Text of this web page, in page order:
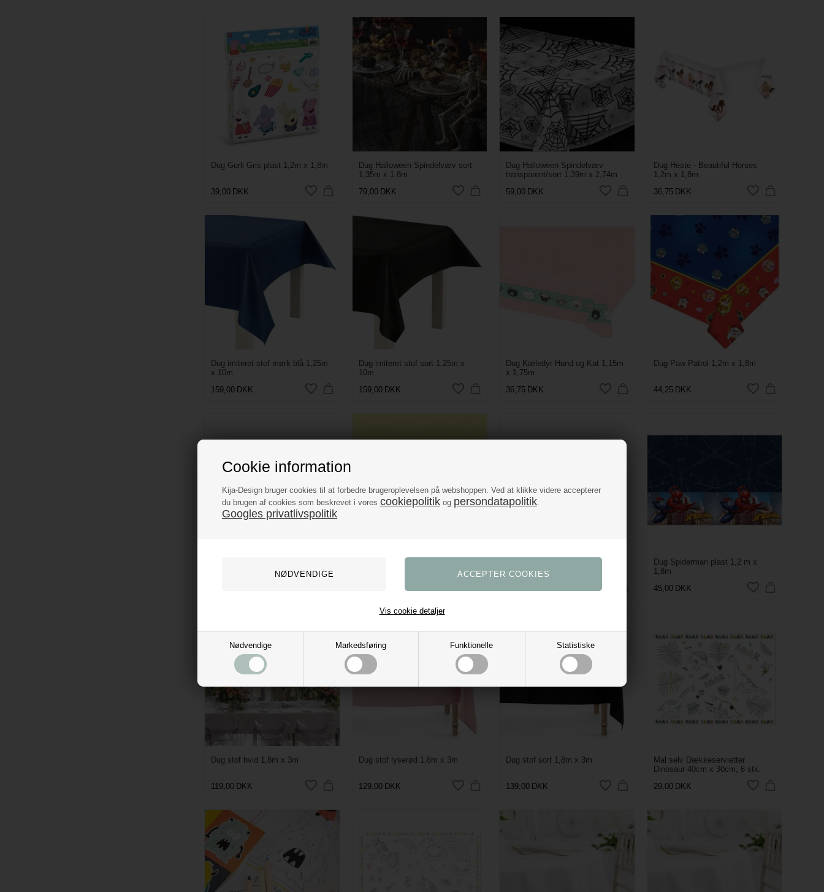
Cookie information
Kija-Design bruger cookies til at forbedre brugeroplevelsen på webshoppen. Ved at klikke videre accepterer
du brugen af cookies som beskrevet i vores cookiepolitik og persondatapolitik
Googles privatlivspolitik
Nødvendige Markedsføring Funktionelle Statistiske
Vis cookie detaljer
Dug Gurli Gris plast 1,2m x 1,8m
39,00 DKK
Dug Halloween Spindelvæv sort
1,35m x 1,8m
79,00 DKK
Dug Halloween Spindelvæv
transparent/sort 1,39m x 2,74m
59,00 DKK
Dug Heste - Beautiful Horses
1,2m x 1,8m
36,75 DKK
Dug imiteret stof mørk blå 1,25m
x 10m
159,00 DKK
Dug imiteret stof sort 1,25m x
10m
159,00 DKK
Dug Kæledyr Hund og Kat 1,15m
x 1,75m
36,75 DKK
Dug Paw Patrol 1,2m x 1,8m
44,25 DKK
Dug Regnbue 1,15m x 1,75m Dug Safari Dyr papir 1,2m x 1,8m
Dug Spiderman plast 1,2 m x
1,8m
45,00 DKK
Dug stof hvid 1,8m x 3m
119,00 DKK
Dug stof lyserød 1,8m x 3m
129,00 DKK
Dug stof sort 1,8m x 3m
139,00 DKK
Mal selv Dækkeservietter
Dinosaur 40cm x 30cm, 6 stk.
29,00 DKK